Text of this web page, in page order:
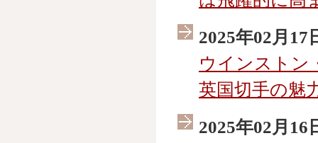
2025年02月17
ウインストン
英国切手の魅
2025年02月16